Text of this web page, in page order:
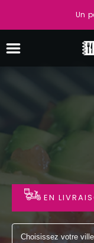
Un
ACCUEIL
LA CARTE
VOTRE COMPTE
NOTRE
VOS AVIS
EN